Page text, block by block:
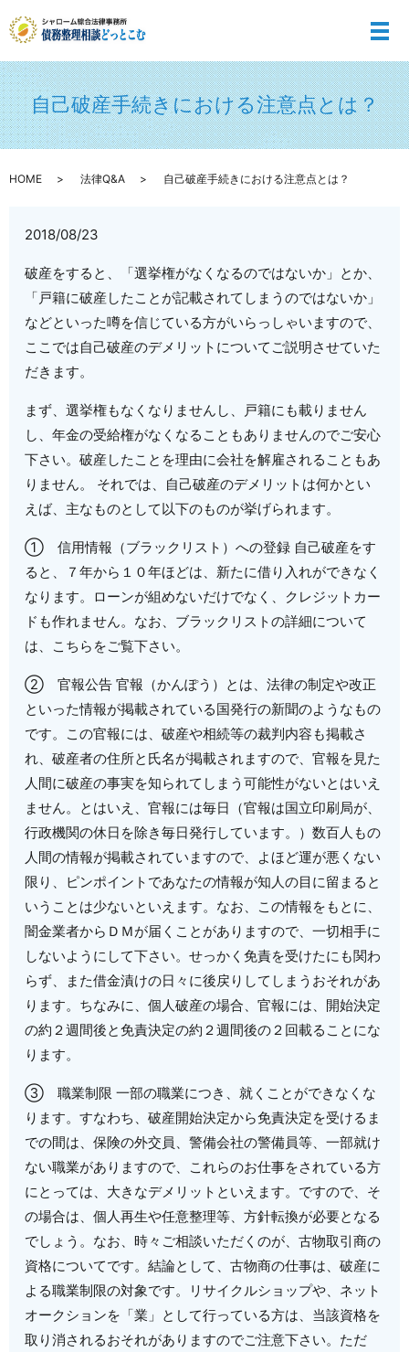
メ
自己破産手続きにおける注意点とは？
HOME 法律Q&A 自己破産手続きにおける注意点とは？
2018/08/23
破産をすると、「選挙権がなくなるのではないか」とか、
「戸籍に破産したことが記載されてしまうのではないか」
などといった噂を信じている方がいらっしゃいますので、
ここでは自己破産のデメリットについてご説明させていた
だきます。
まず、選挙権もなくなりませんし、戸籍にも載りません
し、年金の受給権がなくなることもありませんのでご安心
下さい。破産したことを理由に会社を解雇されることもあ
りません。 それでは、自己破産のデメリットは何かとい
えば、主なものとして以下のものが挙げられます。
① 信用情報（ブラックリスト）への登録 自己破産をす
ると、７年から１０年ほどは、新たに借り入れができなく
なります。ローンが組めないだけでなく、クレジットカー
ドも作れません。なお、ブラックリストの詳細について
は、こちらをご覧下さい。
② 官報公告 官報（かんぽう）とは、法律の制定や改正
といった情報が掲載されている国発行の新聞のようなもの
です。この官報には、破産や相続等の裁判内容も掲載さ
れ、破産者の住所と氏名が掲載されますので、官報を見た
人間に破産の事実を知られてしまう可能性がないとはいえ
ません。とはいえ、官報には毎日（官報は国立印刷局が、
行政機関の休日を除き毎日発行しています。）数百人もの
人間の情報が掲載されていますので、よほど運が悪くない
限り、ピンポイントであなたの情報が知人の目に留まると
いうことは少ないといえます。なお、この情報をもとに、
闇金業者からＤＭが届くことがありますので、一切相手に
しないようにして下さい。せっかく免責を受けたにも関わ
らず、また借金漬けの日々に後戻りしてしまうおそれがあ
ります。ちなみに、個人破産の場合、官報には、開始決定
の約２週間後と免責決定の約２週間後の２回載ることにな
ります。
③ 職業制限 一部の職業につき、就くことができなくな
ります。すなわち、破産開始決定から免責決定を受けるま
での間は、保険の外交員、警備会社の警備員等、一部就け
ない職業がありますので、これらのお仕事をされている方
にとっては、大きなデメリットといえます。ですので、そ
の場合は、個人再生や任意整理等、方針転換が必要となる
でしょう。なお、時々ご相談いただくのが、古物取引商の
資格についてです。結論として、古物商の仕事は、破産に
よる職業制限の対象です。リサイクルショップや、ネット
オークションを「業」として行っている方は、当該資格を
取り消されるおそれがありますのでご注意下さい。ただ